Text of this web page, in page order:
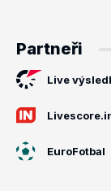
Partneři
Live
EuroFotbal